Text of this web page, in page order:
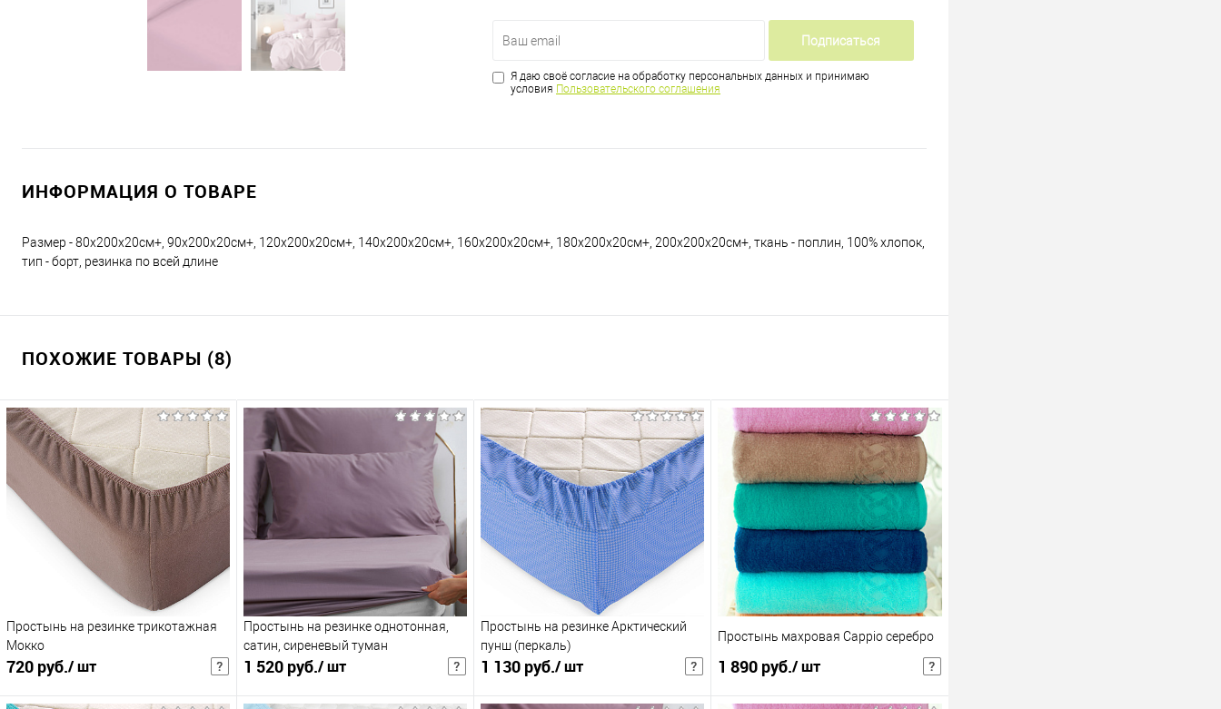
Подписаться
Я даю своё согласие на обработку персональных данных и принимаю
условия Пользовательского соглашения
ИНФОРМАЦИЯ О ТОВАРЕ
Размер - 80х200х20см+, 90х200х20см+, 120х200х20см+, 140х200х20см+, 160х200х20см+, 180х200х20см+, 200х200х20см+, ткань - поплин, 100% хлопок,
тип - борт, резинка по всей длине
ПОХОЖИЕ ТОВАРЫ (8)
Простынь на резинке трикотажная
Мокко
720 руб./ шт
Простынь на резинке однотонная,
сатин, сиреневый туман
1 520 руб./ шт
Простынь на резинке Арктический
пунш (перкаль)
1 130 руб./ шт
Простынь махровая Cappio серебро
1 890 руб./ шт